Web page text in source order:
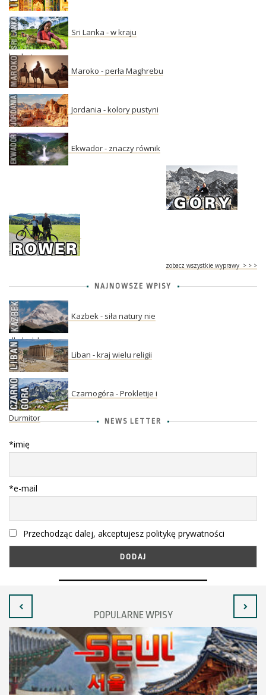
Sri Lanka - w kraju
herbaty
Maroko - perła Maghrebu
Jordania - kolory pustyni
Ekwador - znaczy równik
zobacz wszystkie wyprawy > > >
NAJNOWSZE WPISY
Kazbek - siła natury nie
dla każdego
Liban - kraj wielu religii
Czarnogóra - Prokletije i
Durmitor NEWS LETTER
*imię
*e-mail
Przechodząc dalej, akceptujesz politykę prywatności
POPULARNE WPISY